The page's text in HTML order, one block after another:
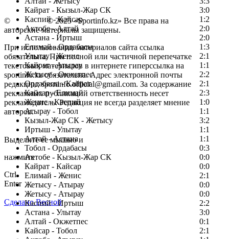
Кайрат - Кызыл-Жар СК
3:0
Каспий - Кайсар
1:2
Актобе - Алтай
2:0
Астана - Иртыш
2:0
Елимай - Ордабасы
1:3
Улытау - Женис
2:1
Кайрат - Атырау
1:1
Жетысу - Окжетпес
2:2
Ордабасы - Кайрат
2:1
Кайсар - Елимай
2:3
Женис - Каспий
1:0
Атырау - Тобол
1:1
Кызыл-Жар СК - Жетысу
3:2
Иртыш - Улытау
1:1
Алтай - Астана
1:1
Тобол - Ордабасы
0:3
Актобе - Кызыл-Жар СК
0:0
Кайрат - Кайсар
0:0
Елимай - Женис
2:1
Жетысу - Атырау
0:0
Жетысу - Атырау
0:0
Каспий - Иртыш
2:2
Астана - Улытау
3:0
Алтай - Окжетпес
0:1
Кайсар - Тобол
2:1
© Copyright© 2025 «Sportinfo.kz» Все права на
авторские материалы защищены.
При использовании материалов сайта ссылка
обязательна. При полной или частичной перепечатке
текстовых материалов в интернете гиперссылка на
sportinfo.kz обязательна. Адрес электронной почты
редакции: sportinfo.official@gmail.com. За содержание
рекламных публикаций ответственность несет
рекламодатель. Редакция не всегда разделяет мнение
авторов.
Заметили ошибку в тексте?
Выделите ее мышью и
нажмите
Ctrl
Enter
Сделано Весной